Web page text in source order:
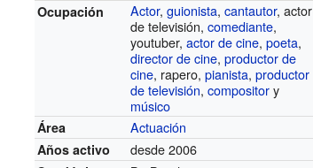
Ocupación
Actor,guionista,cantautor, actor
de televisión,comediante,
youtuber,actor de cine,poeta,
director de cine,productor de
cine, rapero,pianista,productor
de televisión,compository
músico
Área Actuación
Años activo desde 2006